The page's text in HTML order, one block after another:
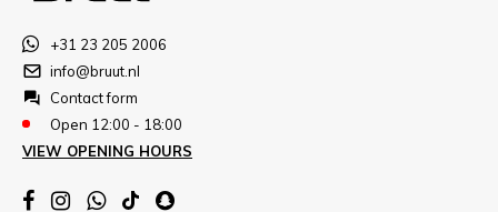
+31 23 205 2006
info@bruut.nl
Contact form
Open 12:00 - 18:00
VIEW OPENING HOURS